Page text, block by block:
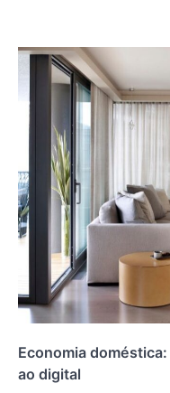
Economia
ao digital